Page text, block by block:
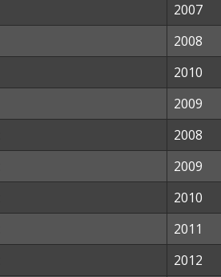
2007
2008
2010
2009
2008
2009
2010
2011
2012